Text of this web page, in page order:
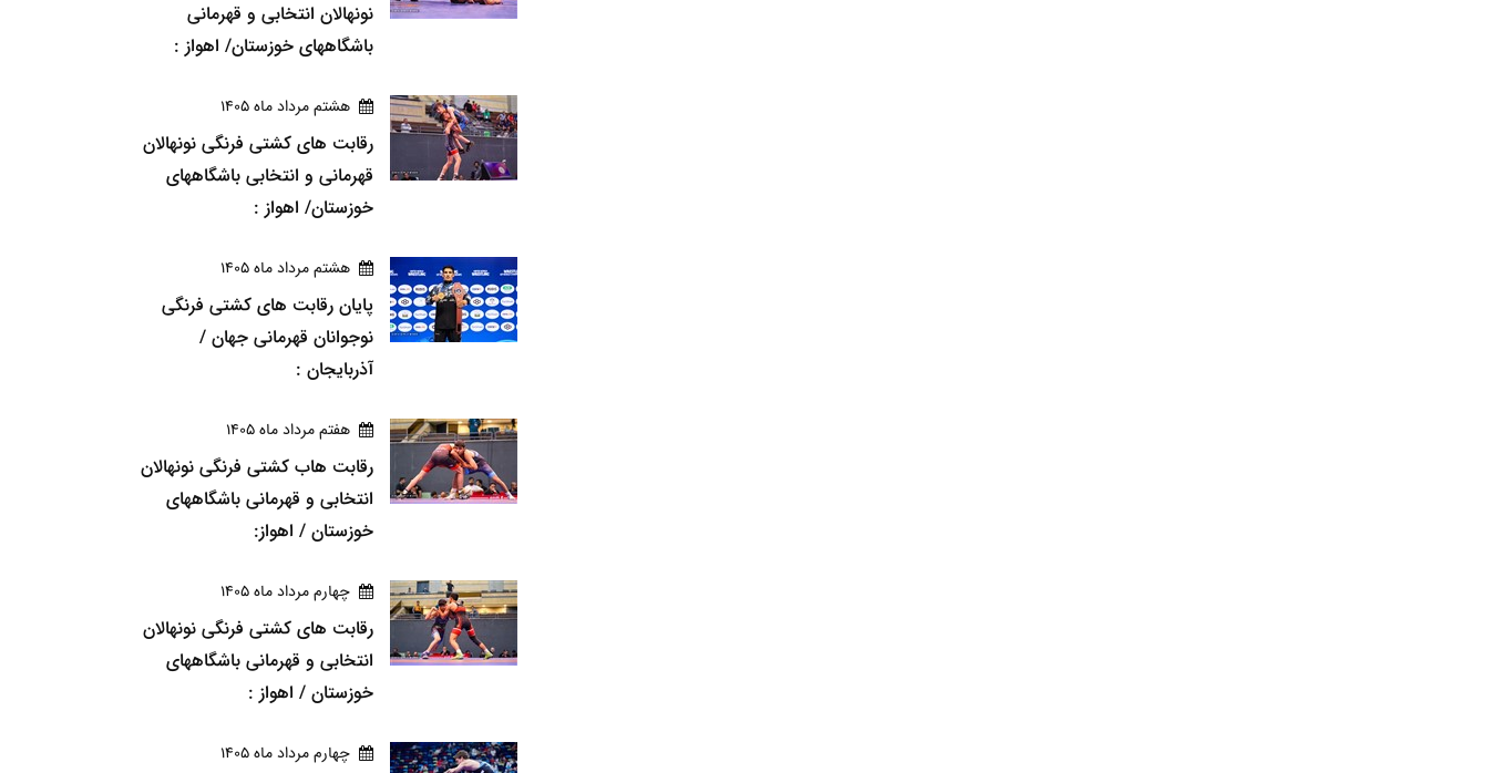
نونهالان انتخابی و قهرمانی
باشگاههای خوزستان/ اهواز :
هشتم مرداد ماه 1405
رقابت های کشتی فرنگی نونهالان
قهرمانی و انتخابی باشگاههای
خوزستان/ اهواز :
هشتم مرداد ماه 1405
پایان رقابت های کشتی فرنگی
نوجوانان قهرمانی جهان /
آذربایجان :
هفتم مرداد ماه 1405
رقابت هاب کشتی فرنگی نونهالان
انتخابی و قهرمانی باشگاههای
خوزستان / اهواز:
چهارم مرداد ماه 1405
رقابت های کشتی فرنگی نونهالان
انتخابی و قهرمانی باشگاههای
خوزستان / اهواز :
چهارم مرداد ماه 1405